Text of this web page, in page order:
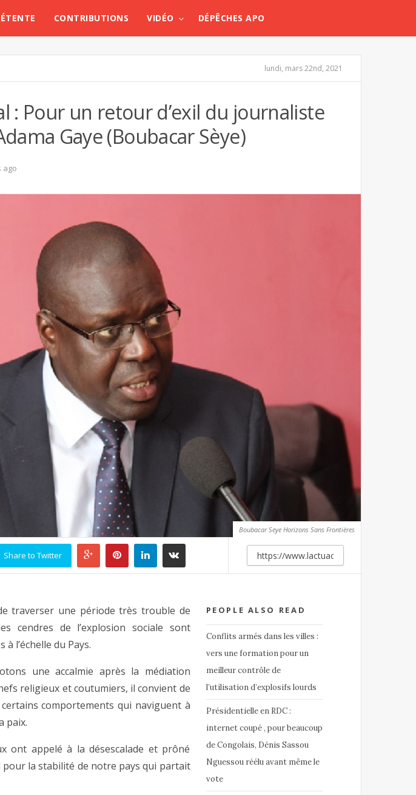
CONTRIBUTIONS VIDÉO DÉPÊCHES APO
lundi, mars 22nd, 2021
: Pour un retour d’exil du journaliste
Gaye (Boubacar Sèye)
ago
Boubacar Seye Horizons Sans Frontières
Share to Twitter
PEOPLE ALSO READ
Conflits armés dans les villes :
vers une formation pour un
meilleur contrôle de
l’utilisation d’explosifs lourds
Présidentielle en RDC :
internet coupé , pour beaucoup
de Congolais, Dénis Sassou
Nguessou réélu avant même le
vote
traverser une période très trouble de
cendres de l’explosion sociale sont
l’échelle du Pays.
une accalmie après la médiation
religieux et coutumiers, il convient de
comportements qui naviguent à
paix.
ont appelé à la désescalade et prôné
pour la stabilité de notre pays qui partait